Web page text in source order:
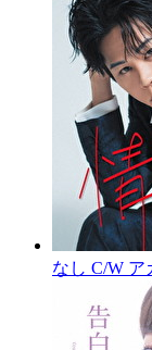
なし C/W ア